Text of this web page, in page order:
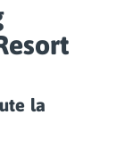
la